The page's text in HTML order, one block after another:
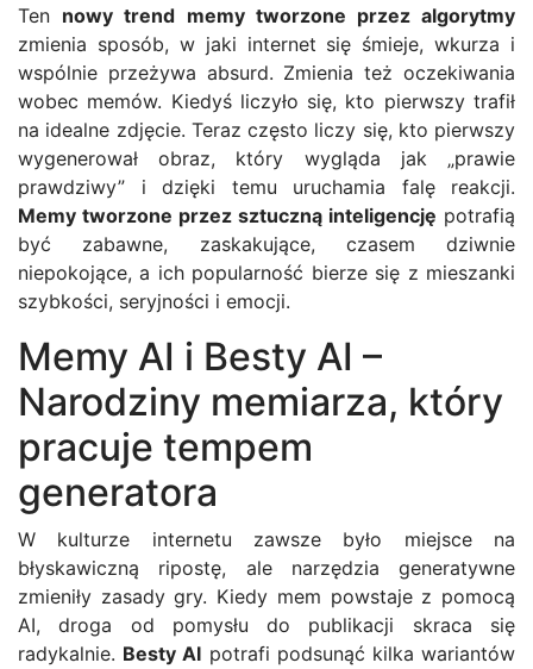
Ten nowy trend memy tworzone przez algorytmy
zmienia sposób, w jaki internet się śmieje, wkurza i
wspólnie przeżywa absurd. Zmienia też oczekiwania
wobec memów. Kiedyś liczyło się, kto pierwszy trafił
na idealne zdjęcie. Teraz często liczy się, kto pierwszy
wygenerował obraz, który wygląda jak „prawie
prawdziwy” i dzięki temu uruchamia falę reakcji.
Memy tworzone przez sztuczną inteligencję potrafią
być zabawne, zaskakujące, czasem dziwnie
niepokojące, a ich popularność bierze się z mieszanki
szybkości, seryjności i emocji.
Memy AI i Besty AI –
Narodziny memiarza, który
pracuje tempem
generatora
W kulturze internetu zawsze było miejsce na
błyskawiczną ripostę, ale narzędzia generatywne
zmieniły zasady gry. Kiedy mem powstaje z pomocą
AI, droga od pomysłu do publikacji skraca się
radykalnie. Besty AI potrafi podsunąć kilka wariantów